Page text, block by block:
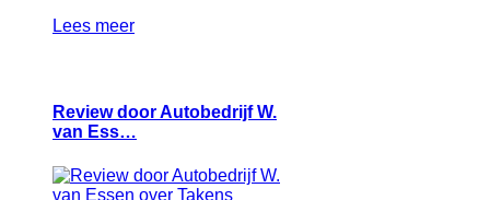
Lees meer
Review door Autobedrijf W.
van Ess…